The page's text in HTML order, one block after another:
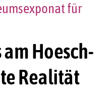
Hoesch-
Realität
für